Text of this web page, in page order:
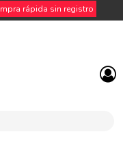
rápida sin registro